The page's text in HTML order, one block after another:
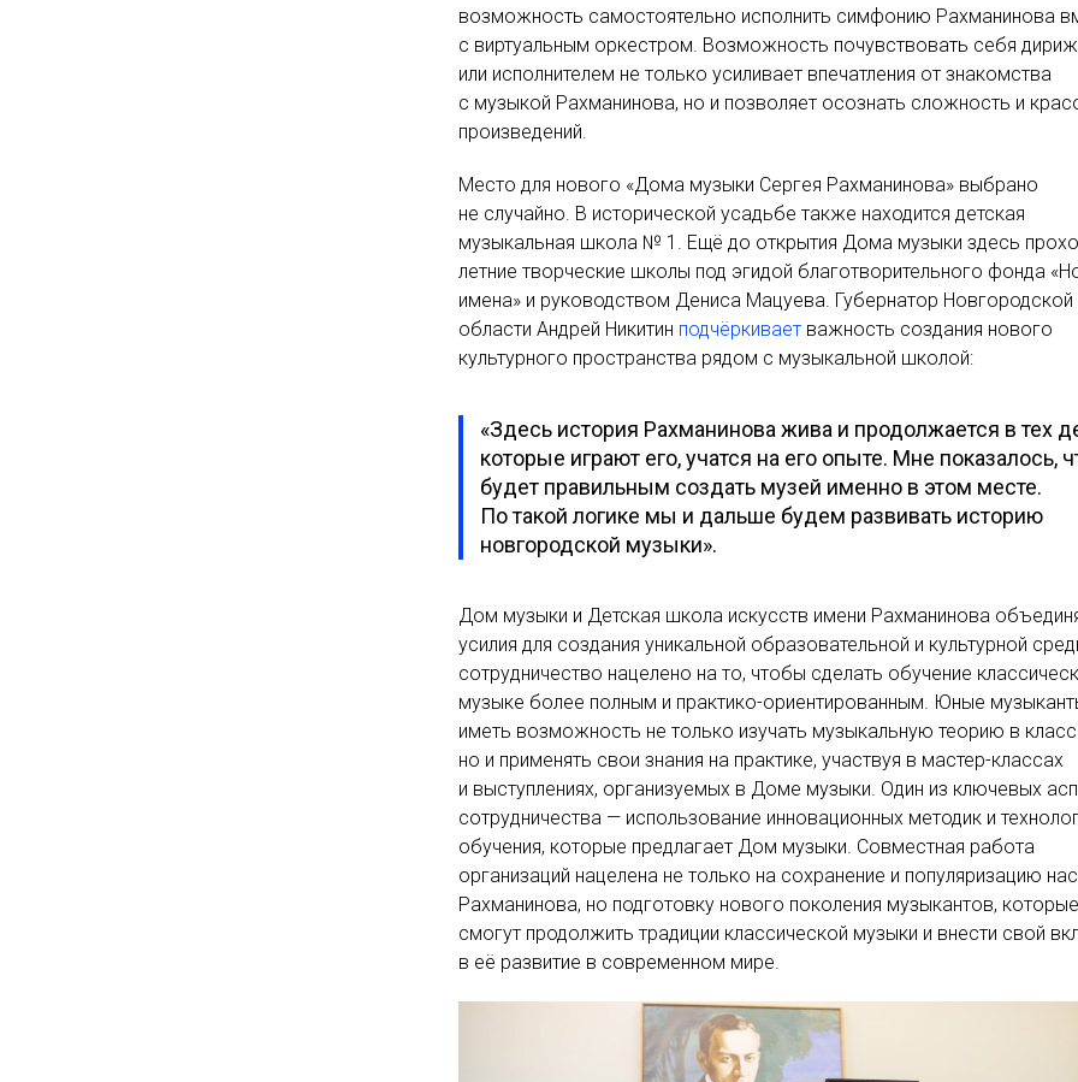
возможность самостоятельно исполнить симфонию Рахманинова
с виртуальным оркестром. Возможность почувствовать себя
или исполнителем не только усиливает впечатления от знакомства
с музыкой Рахманинова, но и позволяет осознать сложность и
произведений.
Место для нового «Дома музыки Сергея Рахманинова» выбрано
не случайно. В исторической усадьбе также находится детская
музыкальная школа № 1. Ещё до открытия Дома музыки здесь
летние творческие школы под эгидой благотворительного фонда
имена» и руководством Дениса Мацуева. Губернатор Новгородской
области Андрей Никитин подчёркивает важность создания нового
культурного пространства рядом с музыкальной школой:
«Здесь история Рахманинова жива и продолжается в тех
которые играют его, учатся на его опыте. Мне показалось,
будет правильным создать музей именно в этом месте.
По такой логике мы и дальше будем развивать историю
новгородской музыки».
Дом музыки и Детская школа искусств имени Рахманинова
усилия для создания уникальной образовательной и культурной
сотрудничество нацелено на то, чтобы сделать обучение
музыке более полным и практико-ориентированным. Юные
иметь возможность не только изучать музыкальную теорию в
но и применять свои знания на практике, участвуя в мастер-классах
и выступлениях, организуемых в Доме музыки. Один из ключевых
сотрудничества — использование инновационных методик и
обучения, которые предлагает Дом музыки. Совместная работа
организаций нацелена не только на сохранение и популяризацию
Рахманинова, но подготовку нового поколения музыкантов, которые
смогут продолжить традиции классической музыки и внести свой
в её развитие в современном мире.